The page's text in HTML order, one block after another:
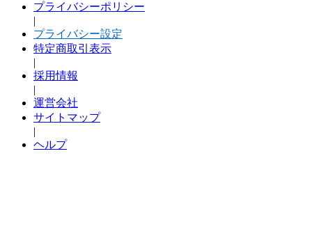
プライバシーポリシー
|
プライバシー設定
特定商取引表示
|
採用情報
|
運営会社
サイトマップ
|
ヘルプ